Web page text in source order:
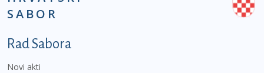
SABOR
Podnožje prvi izbornik
Rad Sabora
Novi akti